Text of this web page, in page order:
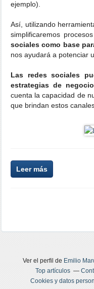
ejemplo).
Así, utilizando
simplificaremos
sociales como base
nos ayudará a potenciar
Las redes sociales
estrategias de
cuenta la capacidad de
que brindan estos
Leer más
Ver el perfil de Emilio
Top artículos
Cookies y datos